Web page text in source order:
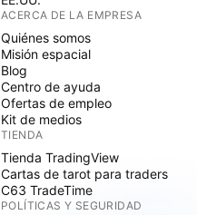
ACERCA DE LA EMPRESA
Quiénes somos
Misión espacial
Blog
Centro de ayuda
Ofertas de empleo
Kit de medios
TIENDA
Tienda TradingView
Cartas de tarot para traders
C63 TradeTime
POLÍTICAS Y SEGURIDAD